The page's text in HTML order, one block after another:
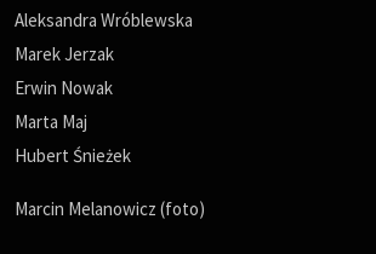
Aleksandra Wróblewska
Marek Jerzak
Erwin Nowak
Marta Maj
Hubert Śnieżek
Marcin Melanowicz (foto)